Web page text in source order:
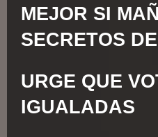
MEJOR SI
SECRETOS
URGE QUE
IGUALADAS